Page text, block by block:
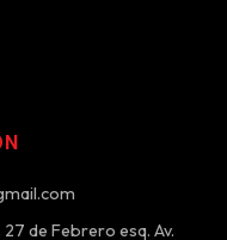
de Febrero esq. Av.